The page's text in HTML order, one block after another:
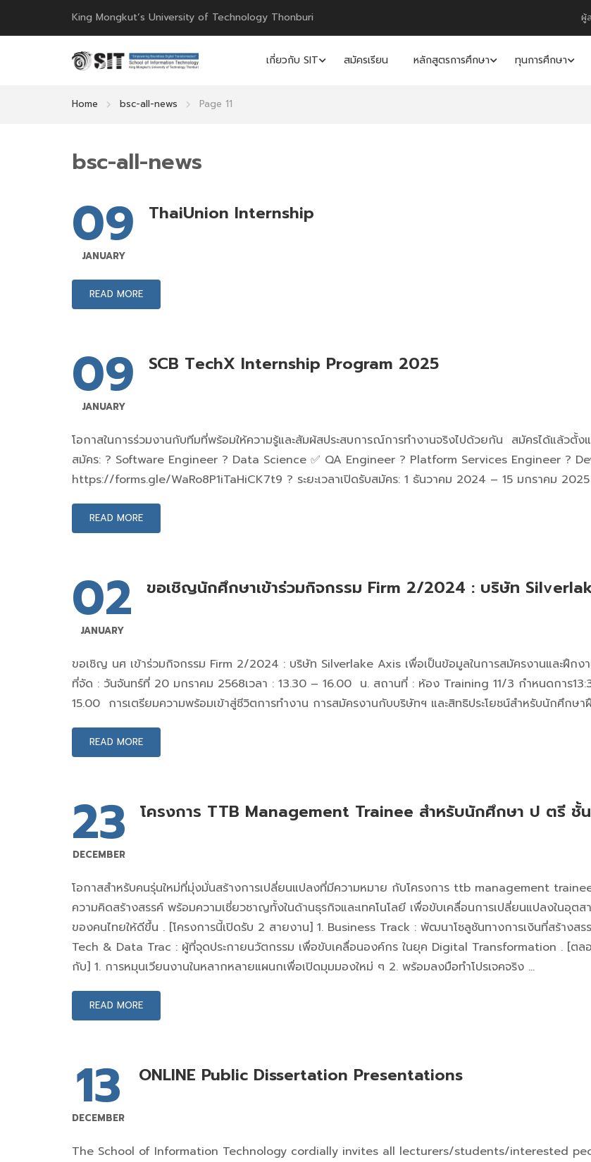
King Mongkut’s University of Technology Thonburi ผู้
เกี่ยวกับ SIT สมัครเรียน หลักสูตรการศึกษา ทุนการศึกษา
Home bsc-all-news Page 11
bsc-all-news
09
JANUARY
ThaiUnion Internship
READ MORE
09
JANUARY
SCB TechX Internship Program 2025
โอกาสในการร่วมงานกับทีมที่พร้อมให้ความรู้และสัมผ้สประสบการณ์การทำงานจริงไปด้วยกัน สมัครได้แล้ว
สมัคร: ?️ Software Engineer ? Data Science ✅ QA Engineer ? Platform Services Engineer ?
https://forms.gle/WaRo8P1iTaHiCK7t9 ? ระยะเวลาเปิดรับสมัคร: 1 ธันวาคม 2024 – 15 มกราคม
READ MORE
02
JANUARY
ขอเชิญนักศึกษาเข้าร่วมกิจกรรม Firm 2/2024 : บริษัท
ขอเชิญ นศ เข้าร่วมกิจกรรม Firm 2/2024 : บริษัท Silverlake Axis เพื่อเป็นข้อมูลในการสมัครงานและฝึ
ที่จัด : วันจันทร์ที่ 20 มกราคม 2568เวลา : 13.30 – 16.00 น. สถานที่ : ห้อง Training 11/3 กำหนดการ
15.00 การเตรียมความพร้อมเข้าสู่ชีวิตการทำงาน การสมัครงานกับบริษัทฯ และสิทธิประโยชน์สำหรับนักศึกษ
READ MORE
23
DECEMBER
โครงการ TTB Management Trainee สำหรับนักศึกษา ป ตรี ชั้
โอกาสสำหรับคนรุ่นใหม่ที่มุ่งมั่นสร้างการเปลี่ยนแปลงที่มีความหมาย กับโครงการ ttb management
ความคิดสร้างสรรค์ พร้อมความเชี่ยวชาญทั้งในด้านธุรกิจและเทคโนโลยี เพื่อขับเคลื่อนการเปลี่ยนแปลงในอุต
ของคนไทยให้ดีขึ้น . [โครงการนี้เปิดรับ 2 สายงาน] 1. Business Track : พัฒนาโซลูชันทางการเงินที่สร้าง
Tech & Data Trac : ผู้ที่จุดประกายนวัตกรรม เพื่อขับเคลื่อนองค์กร ในยุค Digital Transformation . [ตล
กับ] 1. การหมุนเวียนงานในหลากหลายแผนกเพื่อเปิดมุมมองใหม่ ๆ 2. พร้อมลงมือทำโปรเจคจริง …
READ MORE
13
DECEMBER
ONLINE Public Dissertation Presentations
The School of Information Technology cordially invites all lecturers/students/interested